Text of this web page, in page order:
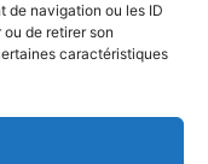
de navigation ou les ID
de retirer son
caractéristiques
a